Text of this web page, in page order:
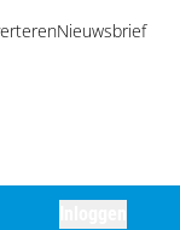
Nieuwsbrief